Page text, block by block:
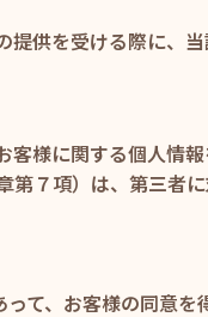
提供を受ける際に、
客様に関する個人情
第７項）は、第三者
て、お客様の同意を